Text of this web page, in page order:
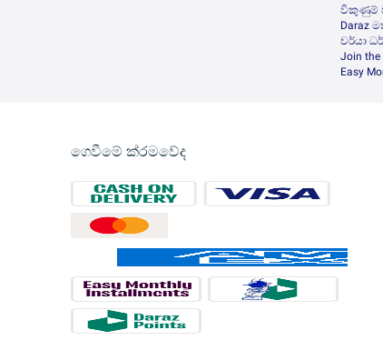
විකුණුම්
Daraz
චර්යා
Join the
Easy
ගෙවීමේ ක්රමවේද